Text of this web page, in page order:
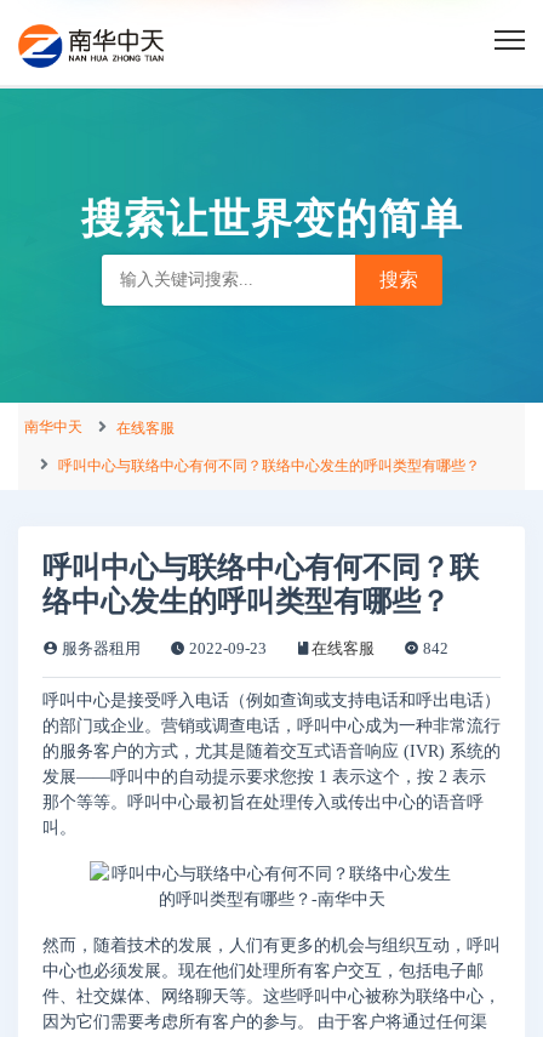
搜索让世界变的简单
南华中天 在线客服
呼叫中心与联络中心有何不同？联络中心发生的呼叫类型有哪些？
呼叫中心与联络中心有何不同？联
络中心发生的呼叫类型有哪些？
服务器租用 2022-09-23 在线客服 842
呼叫中心是接受呼入电话（例如查询或支持电话和呼出电话）
的部门或企业。营销或调查电话，呼叫中心成为一种非常流行
的服务客户的方式，尤其是随着交互式语音响应 (IVR) 系统的
发展——呼叫中的自动提示要求您按 1 表示这个，按 2 表示
那个等等。呼叫中心最初旨在处理传入或传出中心的语音呼
叫。
然而，随着技术的发展，人们有更多的机会与组织互动，呼叫
中心也必须发展。现在他们处理所有客户交互，包括电子邮
件、社交媒体、网络聊天等。这些呼叫中心被称为联络中心，
因为它们需要考虑所有客户的参与。 由于客户将通过任何渠